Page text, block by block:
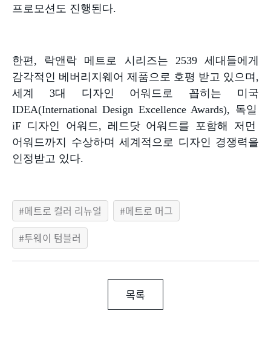
프로모션도 진행된다.
한편, 락앤락 메트로 시리즈는 2539세대들에게
감각적인 베버리지웨어 제품으로 호평 받고 있으며 ,
세계
3대 디자인 어워드로 꼽히는 미국
IDEA(International Design Excellence Awards), 독일
iF 디자인 어워드, 레드닷 어워드를 포함해 저먼
어워드까지 수상하며 세계적으로 디자인 경쟁력을
인정받고 있다.
메트로 컬러 리뉴얼
메트로 머그
투웨이 텀블러
목록